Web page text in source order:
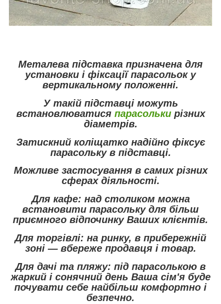
Металева підставка призначена для
установки і фіксації парасольок у
вертикальному положенні.
У такій підставці можуть
встановлюватися парасолькирізних
діаметрів.
Затискний коліщатко надійно фіксує
парасольку в підставці.
Можливе застосування в самих різних
сферах діяльності.
Для кафе: над столиком можна
встановити парасольку для більш
приємного відпочинку Ваших клієнтів.
Для торгівлі: на ринку, в прибережній
зоні ― вбереже продавця і товар.
Для дачі та пляжу: під парасолькою в
жаркий і сонячний день Ваша сім'я буде
почувати себе найбільш комфортно і
безпечно.